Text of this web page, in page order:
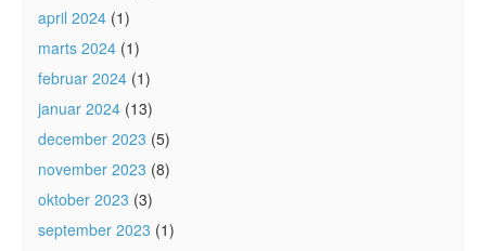
april 2024 (1)
marts 2024 (1)
februar 2024 (1)
januar 2024 (13)
december 2023 (5)
november 2023 (8)
oktober 2023 (3)
september 2023 (1)